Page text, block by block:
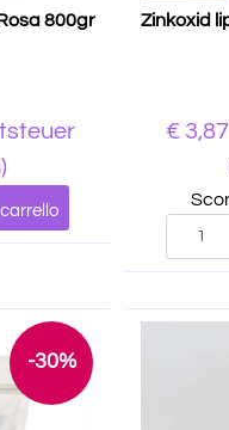
800gr Zinkoxid
€ 3,87
-30%